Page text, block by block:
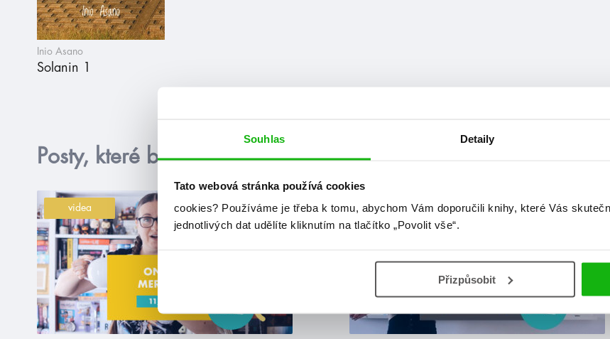
Souhlas Detaily
Tato webová stránka používá cookies
cookies? Používáme je třeba k tomu, abychom Vám doporučili knihy, které Vás
jednotlivých dat udělíte kliknutím na tlačítko „Povolit vše“.
Přizpůsobit
Inio Asano
Solanin 1
Posty, které by tě mohly zajímat
videa videa